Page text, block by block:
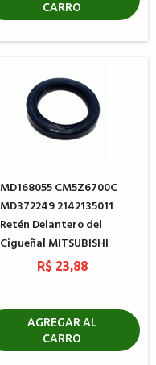
CARRO
MD168055 CM5Z6700C
MD372249 2142135011
Retén Delantero del
Cigueñal MITSUBISHI
R$ 23,88
AGREGAR AL
CARRO